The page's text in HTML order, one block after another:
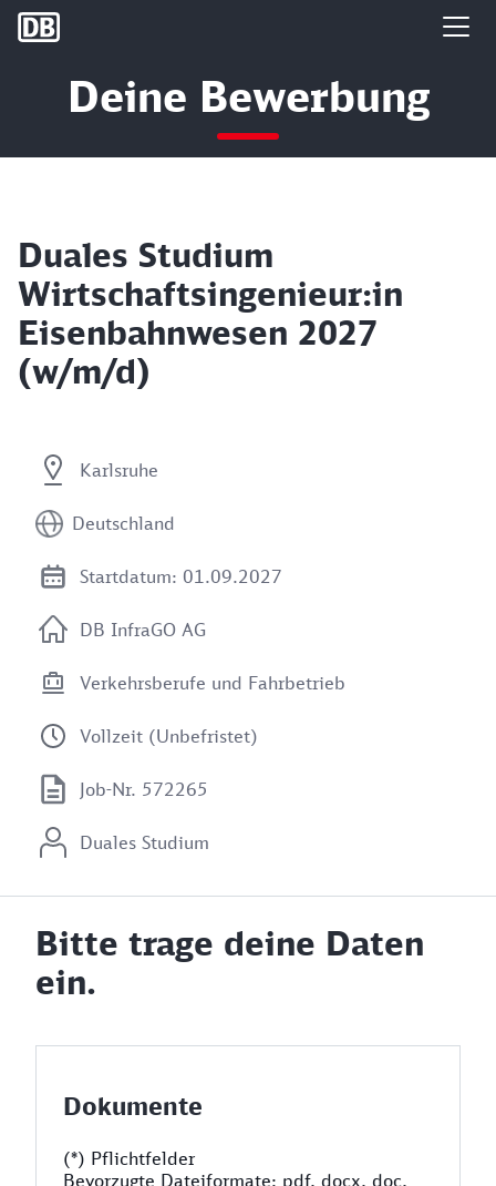
DB Group
Deine Bewerbung
Duales Studium
Wirtschaftsingenieur:in
Eisenbahnwesen 2027
(w/m/d)
Karlsruhe
Deutschland
Startdatum: 01.09.2027
DB InfraGO AG
Verkehrsberufe und Fahrbetrieb
Vollzeit (Unbefristet)
Job-Nr. 572265
Duales Studium
Bitte trage deine Daten
ein.
Dokumente
(*) Pflichtfelder
Bevorzugte Dateiformate: pdf, docx, doc,